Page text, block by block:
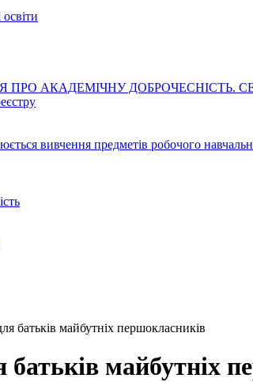
АКАДЕМІЧНУ ДОБРОЧЕСНІСТЬ.
вивчення предметів робочого
батьків майбутніх першокласників
батьків майбутніх